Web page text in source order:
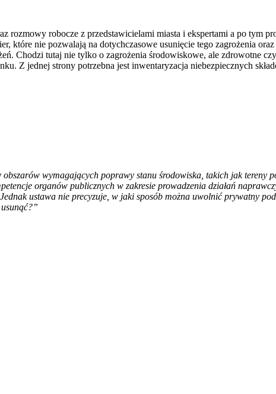
rozmowy robocze z przedstawicielami miasta i ekspertami a po tym
nie pozwalają na dotychczasowe usunięcie tego zagrożenia
Chodzi tutaj nie tylko o zagrożenia środowiskowe, ale zdrowotne
Z jednej strony potrzebna jest inwentaryzacja niebezpiecznych
wymagających poprawy stanu środowiska, takich jak tereny
organów publicznych w zakresie prowadzenia działań
ustawa nie precyzuje, w jaki sposób można uwolnić prywatny